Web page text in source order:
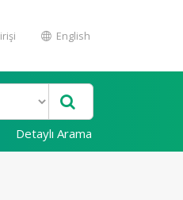
English
Detaylı Arama